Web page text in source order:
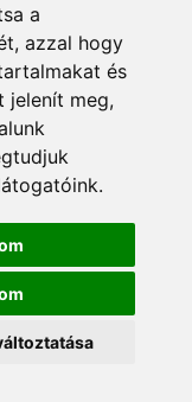
a
azzal hogy
és
jelenít meg,